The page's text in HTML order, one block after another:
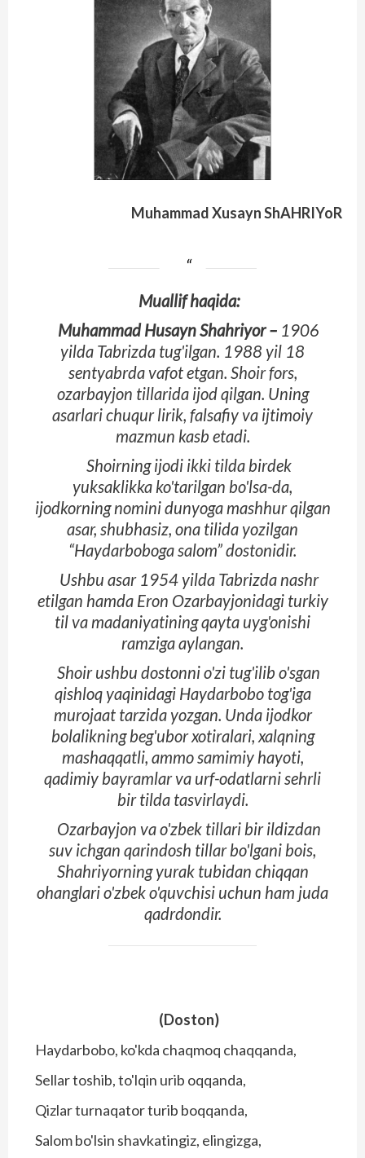
Muhammad Xusayn ShAHRIYoR
Muallif haqida:
Muhammad Husayn Shahriyor – 1906
yilda Tabrizda tug'ilgan. 1988 yil 18
sentyabrda vafot etgan. Shoir fors,
ozarbayjon tillarida ijod qilgan. Uning
asarlari chuqur lirik, falsafiy va ijtimoiy
mazmun kasb etadi.
Shoirning ijodi ikki tilda birdek
yuksaklikka ko'tarilgan bo'lsa-da,
ijodkorning nomini dunyoga mashhur qilgan
asar, shubhasiz, ona tilida yozilgan
“Haydarboboga salom” dostonidir.
Ushbu asar 1954 yilda Tabrizda nashr
etilgan hamda Eron Ozarbayjonidagi turkiy
til va madaniyatining qayta uyg'onishi
ramziga aylangan.
Shoir ushbu dostonni o'zi tug'ilib o'sgan
qishloq yaqinidagi Haydarbobo tog'iga
murojaat tarzida yozgan. Unda ijodkor
bolalikning beg'ubor xotiralari, xalqning
mashaqqatli, ammo samimiy hayoti,
qadimiy bayramlar va urf-odatlarni sehrli
bir tilda tasvirlaydi.
Ozarbayjon va o'zbek tillari bir ildizdan
suv ichgan qarindosh tillar bo'lgani bois,
Shahriyorning yurak tubidan chiqqan
ohanglari o'zbek o'quvchisi uchun ham juda
qadrdondir.
(Doston)
Haydarbobo, ko'kda chaqmoq chaqqanda,
Sellar toshib, to'lqin urib oqqanda,
Qizlar turnaqator turib boqqanda,
Salom bo'lsin shavkatingiz, elingizga,